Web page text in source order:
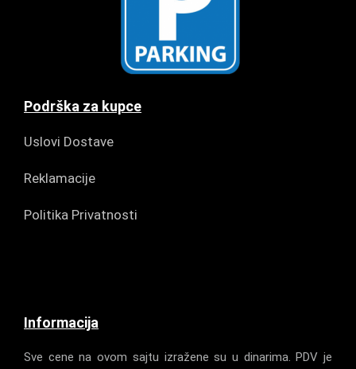
Podrška za kupce
Uslovi Dostave
Reklamacije
Politika Privatnosti
Informacija
Sve cene na ovom sajtu izražene su u dinarima. PDV je